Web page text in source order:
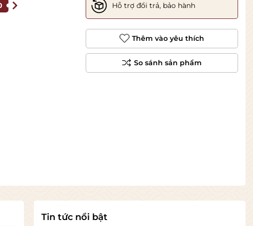
Hỗ trợ đổi trả, bảo hành
Thêm vào yêu thích
Tin tức nổi bật